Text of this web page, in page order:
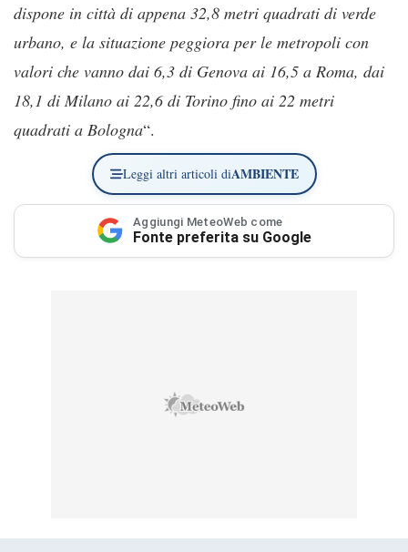
dispone in città di appena 32,8 metri quadrati di verde
urbano, e la situazione peggiora per le metropoli con
valori che vanno dai 6,3 di Genova ai 16,5 a Roma, dai
18,1 di Milano ai 22,6 di Torino fino ai 22 metri
quadrati a Bologna“.
Leggi altri articoli diAMBIENTE
Aggiungi MeteoWeb come
Fonte preferita su Google